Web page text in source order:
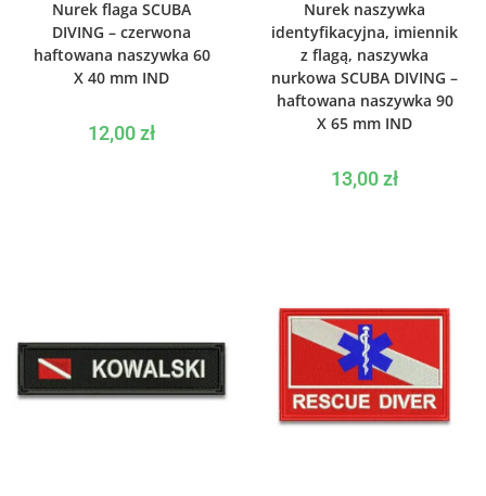
Nurek flaga SCUBA
DIVING – czerwona
haftowana naszywka 60
X 40 mm IND
12,00zł
Nurek naszywka
identyfikacyjna, imiennik
z flagą, naszywka
nurkowa SCUBA DIVING –
haftowana naszywka 90
X 65 mm IND
13,00zł